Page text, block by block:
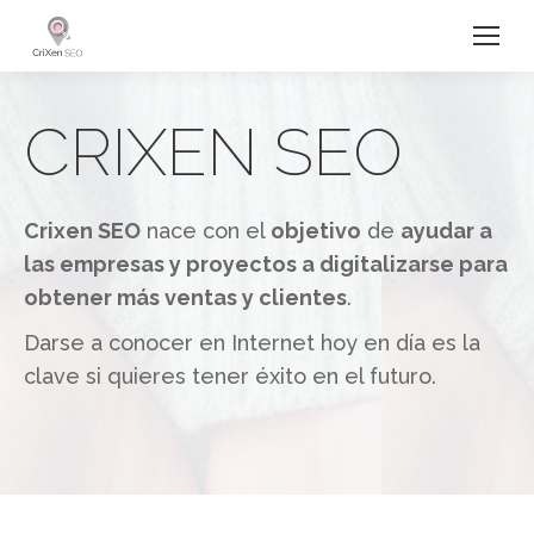
CRIXEN SEO
Crixen SEO nace con el objetivo de ayudar a
las empresas y proyectos a digitalizarse para
obtener más ventas y clientes.
Darse a conocer en Internet hoy en día es la
clave si quieres tener éxito en el futuro.